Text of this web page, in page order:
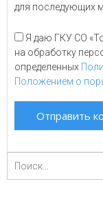
для последующих
Я даю ГКУ СО
на обработку
определенных
Положением о
для: